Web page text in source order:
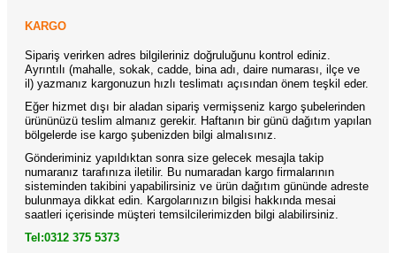
KARGO
Sipariş verirken adres bilgileriniz doğruluğunu kontrol ediniz.
Ayrıntılı (mahalle, sokak, cadde, bina adı, daire numarası, ilçe ve
il) yazmanız kargonuzun hızlı teslimatı açısından önem teşkil eder.
Eğer hizmet dışı bir aladan sipariş vermişseniz kargo şubelerinden
ürününüzü teslim almanız gerekir. Haftanın bir günü dağıtım yapılan
bölgelerde ise kargo şubenizden bilgi almalısınız.
Gönderiminiz yapıldıktan sonra size gelecek mesajla takip
numaranız tarafınıza iletilir. Bu numaradan kargo firmalarının
sisteminden takibini yapabilirsiniz ve ürün dağıtım gününde adreste
bulunmaya dikkat edin. Kargolarınızın bilgisi hakkında mesai
saatleri içerisinde müşteri temsilcilerimizden bilgi alabilirsiniz.
Tel:0312 375 5373